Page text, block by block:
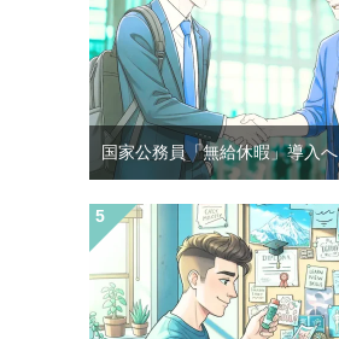
国家公務員「無給休暇」導入へ